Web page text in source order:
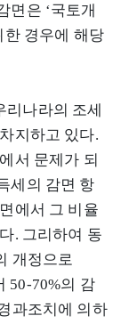
면은 ‘국토개
한 경우에 해당
리나라의 조세
지하고 있다.
서 문제가 되
세의 감면 항
에서 그 비율
. 그리하여 동
개정으로
50-70%의 감
과조치에 의하